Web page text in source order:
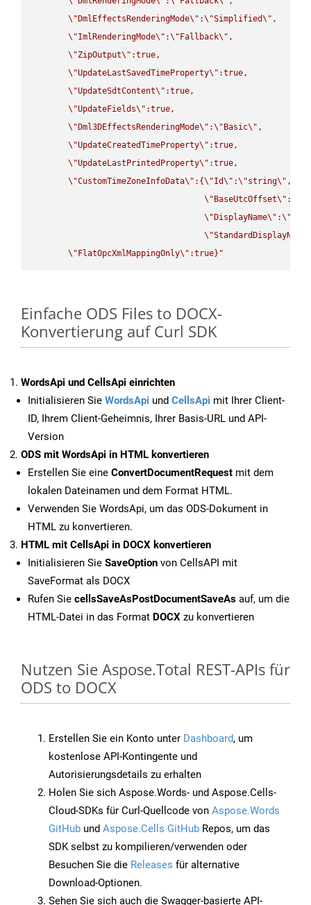
\" DmlEffectsRenderingMode\" :\"Simplified\" ,
\"ImlRenderingMode\" :\" Fallback\" ,
\"ZipOutput\" :true,
\"UpdateLastSavedTimeProperty\" :true,
\"UpdateSdtContent\" :true,
\"UpdateFields\" :true,
\" Dml3DEffectsRenderingMode\" :\" Basic\" ,
\"UpdateCreatedTimeProperty\" :true,
\"UpdateLastPrintedProperty\" :true,
\"CustomTimeZoneInfoData\" :{\"Id\" :\"string\" ,
\" BaseUtcOffset\" :
\" DisplayName\" :\"
\"StandardDisplayName
\" FlatOpcXmlMappingOnly\" :true}"
Einfache ODS Files to DOCX-
Konvertierung auf Curl SDK
WordsApi und CellsApi einrichten
Initialisieren Sie WordsApi und CellsApi mit Ihrer Client-
ID, Ihrem Client-Geheimnis, Ihrer Basis-URL und API-
Version
ODS mit WordsApi in HTML konvertieren
Erstellen Sie eine ConvertDocumentRequest mit dem
lokalen Dateinamen und dem Format HTML.
Verwenden Sie WordsApi, um das ODS-Dokument in
HTML zu konvertieren.
HTML mit CellsApi in DOCX konvertieren
Initialisieren Sie SaveOption von CellsAPI mit
SaveFormat als DOCX
Rufen Sie cellsSaveAsPostDocumentSaveAs auf, um die
HTML-Datei in das Format DOCX zu konvertieren
Nutzen Sie Aspose.Total REST-APIs für
ODS to DOCX
Erstellen Sie ein Konto unter Dashboard, um
kostenlose API-Kontingente und
Autorisierungsdetails zu erhalten
Holen Sie sich Aspose.Words- und Aspose.Cells-
Cloud-SDKs für Curl-Quellcode von Aspose.Words
GitHub und Aspose.Cells GitHub Repos, um das
SDK selbst zu kompilieren/verwenden oder
Besuchen Sie die Releases für alternative
Download-Optionen.
Sehen Sie sich auch die Swagger-basierte API-